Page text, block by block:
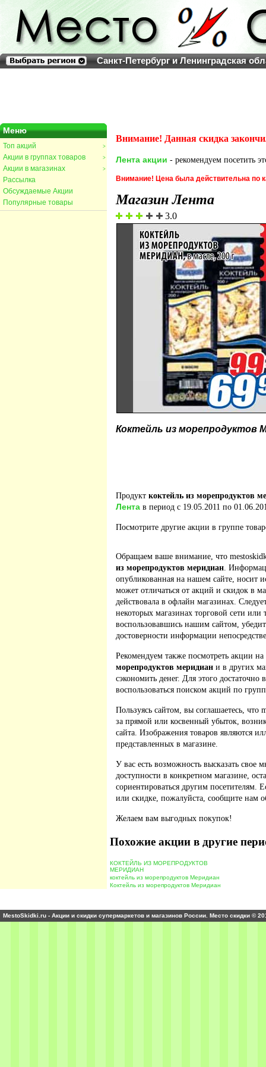
Санкт-Петербург и Ленинградская
Меню
>
Топ акций
>
Акции в группах товаров
>
Акции в магазинах
Рассылка
Обсуждаемые Акции
Популярные товары
Внимание! Данная скидка
Лента акции - рекомендуем посетить
Внимание! Цена была действительна по
Магазин Лента
3.0
Коктейль из морепродуктов
Продукт коктейль из морепродуктов
Лента в период с 19.05.2011 по
Посмотрите другие акции в группе
Обращаем ваше внимание, что
из морепродуктов меридиан.
опубликованная на нашем сайте, носит
может отличаться от акций и скидок в
действовала в офлайн магазинах.
некоторых магазинах торговой сети
воспользовавшись нашим сайтом,
достоверности информации
Рекомендуем также посмотреть акции
морепродуктов меридиан и в других
сэкономить денег. Для этого
воспользоваться поиском акций по
Пользуясь сайтом, вы соглашаетесь, что
за прямой или косвенный убыток,
сайта. Изображения товаров являются
представленных в магазине.
У вас есть возможность высказать свое
доступности в конкретном магазине,
сориентироваться другим
или скидке, пожалуйста, сообщите нам
Желаем вам выгодных покупок!
Похожие акции в другие
КОКТЕЙЛЬ ИЗ МОРЕПРОДУКТОВ
МЕРИДИАН
коктейль из морепродуктов Меридиан
Коктейль из морепродуктов Меридиан
MestoSkidki.ru - Акции и скидки супермаркетов и магазинов России. Место скидки ©